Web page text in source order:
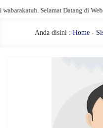
Selamat Datang di Website
Anda disini : Home-